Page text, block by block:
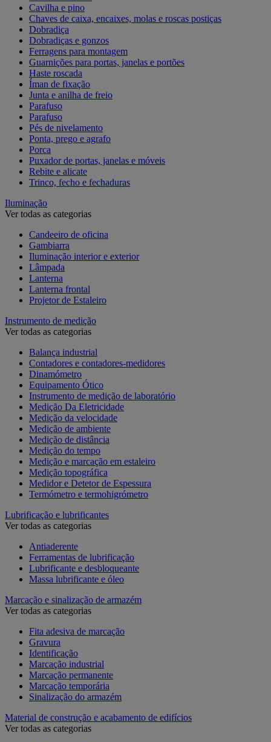
Cavilha e pino
Chaves de caixa, encaixes, molas e roscas postiças
Dobradiça
Dobradiças e gonzos
Ferragens para montagem
Guarnições para portas, janelas e portões
Haste roscada
Íman de fixação
Junta e anilha de freio
Parafuso
Parafuso
Pés de nivelamento
Ponta, prego e agrafo
Porca
Puxador de portas, janelas e móveis
Rebite e alicate
Trinco, fecho e fechaduras
Iluminação
Ver todas as categorias
Candeeiro de oficina
Gambiarra
Iluminação interior e exterior
Lâmpada
Lanterna
Lanterna frontal
Projetor de Estaleiro
Instrumento de medição
Ver todas as categorias
Balança industrial
Contadores e contadores-medidores
Dinamómetro
Equipamento Ótico
Instrumento de medição de laboratório
Medição Da Eletricidade
Medição da velocidade
Medição de ambiente
Medição de distância
Medição do tempo
Medição e marcação em estaleiro
Medição topográfica
Medidor e Detetor de Espessura
Termómetro e termohigrómetro
Lubrificação e lubrificantes
Ver todas as categorias
Antiaderente
Ferramentas de lubrificação
Lubrificante e desbloqueante
Massa lubrificante e óleo
Marcação e sinalização de armazém
Ver todas as categorias
Fita adesiva de marcação
Gravura
Identificação
Marcação industrial
Marcação permanente
Marcação temporária
Sinalização do armazém
Material de construção e acabamento de edifícios
Ver todas as categorias